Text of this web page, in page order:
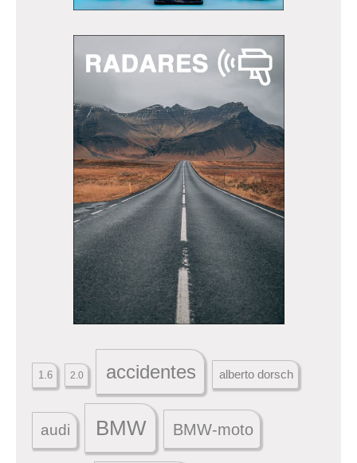
1.6 2.0 accidentes alberto dorsch
audi BMW BMW-moto